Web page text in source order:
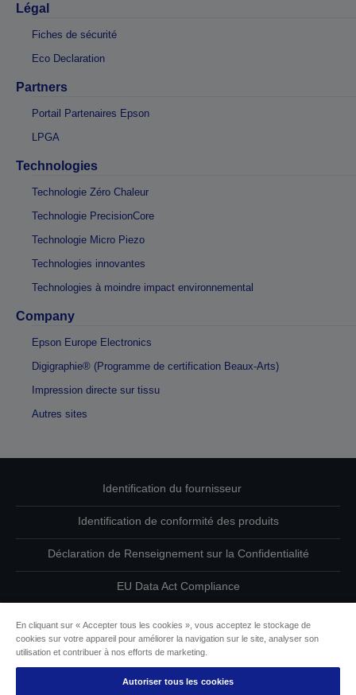
Légal
Fiches de sécurité
Eco Declaration
Partners
Portail Partenaires Epson
LPGA
Technologies
Technologie Zéro Chaleur
Technologie PrecisionCore
Technologie Micro Piezo
Technologies innovantes
Technologies à moindre impact environnemental
Company
Epson Europe Electronics
Digigraphie® (Programme de certification Beaux-Arts)
Impression directe sur tissu
Autres sites
Identification du fournisseur
Identification de conformité des produits
Déclaration de Renseignement sur la Confidentialité
EU Data Act Compliance
Informations sur les cookies
L’engagement d’Epson pour l’accessibilité
En cliquant sur « Accepter tous les cookies », vous acceptez le stockage de
cookies sur votre appareil pour améliorer la navigation sur le site, analyser son
utilisation et contribuer à nos efforts de marketing.
Autoriser tous les cookies